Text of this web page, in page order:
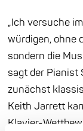
„Ich versuche
würdigen, ohne
sondern die
sagt der Pianist
zunächst
Keith Jarrett
Klavier-